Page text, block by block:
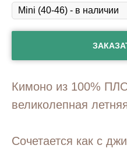
Кимоно из 100%
великолепная
Сочетается как с